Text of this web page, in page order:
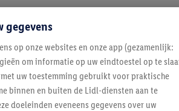
op de hoogte
je in op de newsletter
gegevens
op onze websites en onze app (gezamenlijk:
om informatie op uw eindtoestel op te
uw toestemming gebruikt voor praktische
binnen en buiten de Lidl-diensten aan te
doeleinden eveneens gegevens over uw